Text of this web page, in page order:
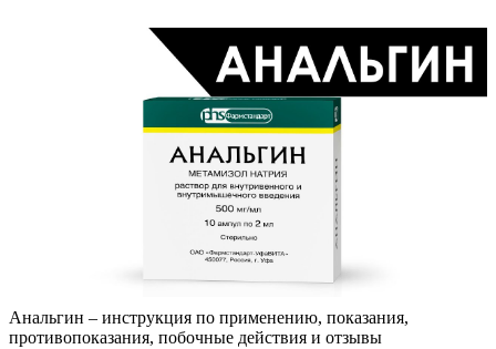
Анальгин – инструкция по применению, показания,
противопоказания, побочные действия и отзывы